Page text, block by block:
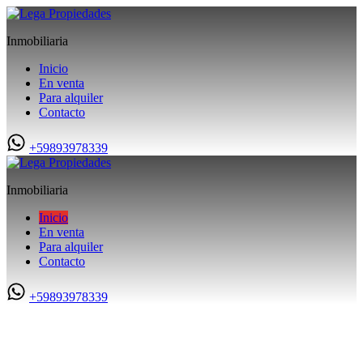
Inmobiliaria
Inicio
En venta
Para alquiler
Contacto
+59893978339
Inmobiliaria
Inicio
En venta
Para alquiler
Contacto
+59893978339